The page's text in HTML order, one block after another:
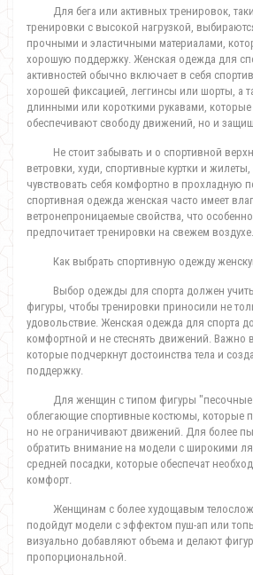
Для бега или активных тренировок,
тренировки с высокой нагрузкой,
прочными и эластичными материалами,
хорошую поддержку. Женская одежда для
активностей обычно включает в себя
хорошей фиксацией, леггинсы или шорты, а
длинными или короткими рукавами, которые
обеспечивают свободу движений, но и
Не стоит забывать и о спортивной
ветровки, худи, спортивные куртки и
чувствовать себя комфортно в прохладную
спортивная одежда женская часто имеет
ветронепроницаемые свойства, что
предпочитает тренировки на свежем воздухе.
Как выбрать спортивную одежду
Выбор одежды для спорта должен
фигуры, чтобы тренировки приносили не
удовольствие. Женская одежда для спорта
комфортной и не стеснять движений. Важно
которые подчеркнут достоинства тела и
поддержку.
Для женщин с типом фигуры
облегающие спортивные костюмы, которые
но не ограничивают движений. Для более
обратить внимание на модели с широкими
средней посадки, которые обеспечат
комфорт.
Женщинам с более худощавым
подойдут модели с эффектом пуш-ап или
визуально добавляют объема и делают
пропорциональной.